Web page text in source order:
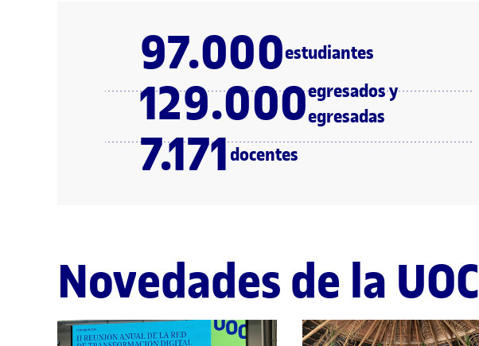
97.000estudiantes
129.000egresados y
egresadas
7.171docentes
Novedades de la UOC